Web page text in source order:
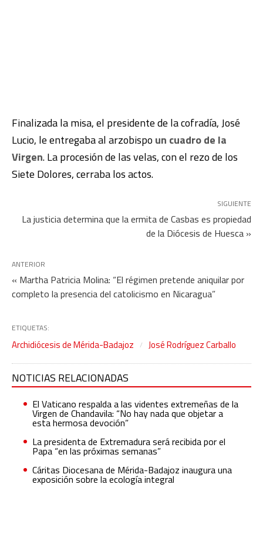
Finalizada la misa, el presidente de la cofradía, José
Lucio, le entregaba al arzobispo un cuadro de la
Virgen. La procesión de las velas, con el rezo de los
Siete Dolores, cerraba los actos.
SIGUIENTE
La justicia determina que la ermita de Casbas es propiedad
de la Diócesis de Huesca »
ANTERIOR
« Martha Patricia Molina: “El régimen pretende aniquilar por
completo la presencia del catolicismo en Nicaragua”
ETIQUETAS:
Archidiócesis de Mérida-Badajoz José Rodríguez Carballo
NOTICIAS RELACIONADAS
El Vaticano respalda a las videntes extremeñas de la
Virgen de Chandavila: “No hay nada que objetar a
esta hermosa devoción”
La presidenta de Extremadura será recibida por el
Papa “en las próximas semanas”
Cáritas Diocesana de Mérida-Badajoz inaugura una
exposición sobre la ecología integral